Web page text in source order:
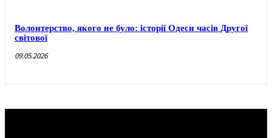
Волонтерство, якого не було: історії Одеси часів Другої
світової
09.05.2026